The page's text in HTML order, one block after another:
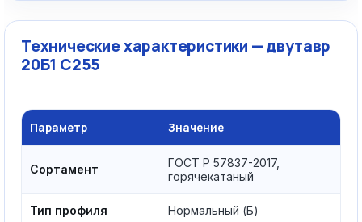
Технические характеристики — двутавр
20Б1 С255
Параметр Значение
Сортамент
ГОСТ Р 57837-2017,
горячекатаный
Тип профиля Нормальный (Б)